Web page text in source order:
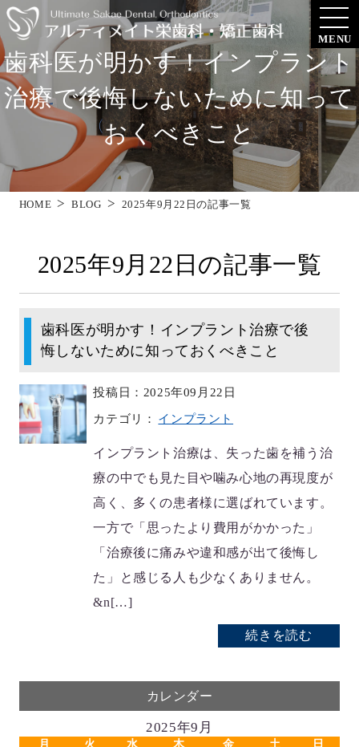
MENU
歯科医が明かす！インプラント
治療で後悔しないために知って
おくべきこと
HOME BLOG 2025年9月22日の記事一覧
2025年9月22日の記事一覧
歯科医が明かす！インプラント治療で後
悔しないために知っておくべきこと
投稿日：2025年09月22日
カテゴリ： インプラント
インプラント治療は、失った歯を補う治
療の中でも見た目や噛み心地の再現度が
高く、多くの患者様に選ばれています。
一方で「思ったより費用がかかった」
「治療後に痛みや違和感が出て後悔し
た」と感じる人も少なくありません。
&n[…]
続きを読む
カレンダー
2025年9月
月 火 水 木 金 土 日